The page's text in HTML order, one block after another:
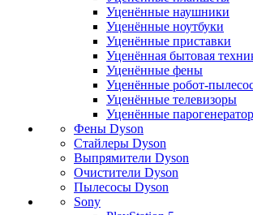
Уценённые наушники
Уценённые ноутбуки
Уценённые приставки
Уценённая бытовая
Уценённые фены
Уценённые робот-
Уценённые телевизоры
Уценённые
Фены Dyson
Стайлеры Dyson
Выпрямители Dyson
Очистители Dyson
Пылесосы Dyson
Sony